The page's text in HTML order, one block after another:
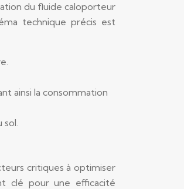
du fluide caloporteur
technique précis est
ainsi la consommation
sol.
critiques à optimiser
clé pour une efficacité